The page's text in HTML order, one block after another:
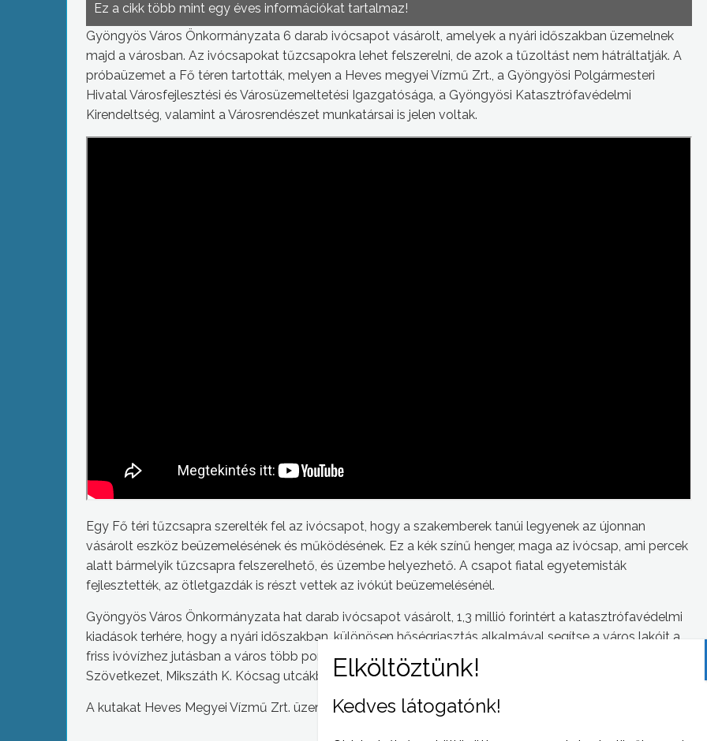
Ez a cikk több mint egy éves információkat tartalmaz!
Gyöngyös Város Önkormányzata 6 darab ivócsapot vásárolt, amelyek a nyári időszakban üzemelnek
majd a városban. Az ivócsapokat tűzcsapokra lehet felszerelni, de azok a tűzoltást nem hátráltatják. A
próbaüzemet a Fő téren tartották, melyen a Heves megyei Vízmű Zrt., a Gyöngyösi Polgármesteri
Hivatal Városfejlesztési és Városüzemeltetési Igazgatósága, a Gyöngyösi Katasztrófavédelmi
Kirendeltség, valamint a Városrendészet munkatársai is jelen voltak.
Egy Fő téri tűzcsapra szerelték fel az ivócsapot, hogy a szakemberek tanúi legyenek az újonnan
vásárolt eszköz beüzemelésének és működésének. Ez a kék színű henger, maga az ivócsap, ami percek
alatt bármelyik tűzcsapra felszerelhető, és üzembe helyezhető. A csapot fiatal egyetemisták
fejlesztették, az ötletgazdák is részt vettek az ivókút beüzemelésénél.
Gyöngyös Város Önkormányzata hat darab ivócsapot vásárolt, 1,3 millió forintért a katasztrófavédelmi
kiadások terhére, hogy a nyári időszakban, különösen hőségriasztás alkalmával segítse a város lakóit a
friss ivóvízhez jutásban a város több pontján is. Így a Kossuth Lajos utcában, a Könyves Kálmán téren, a
Szövetkezet, Mikszáth K. Kócsag utcákban és Mátrafüreden a Béke úton helyezik majd ki.
A kutakat Heves Megyei Vízmű Zrt. üzemelteti, és a berendezések a tűzoltást nem hátráltatják.
Kedves látogatónk!